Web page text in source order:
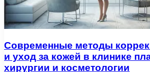
Современные методы
и уход за кожей в клинике
хирургии и косметологии